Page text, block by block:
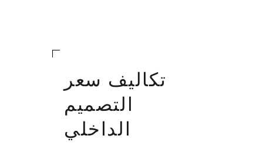
تكاليف سعر
التصميم
الداخلي